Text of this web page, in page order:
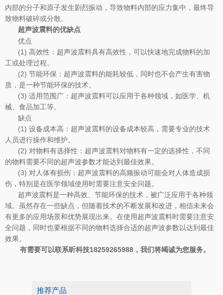
内部的分子和原子发生剧烈振动，导致物料内部的应力集中，最终导
致物料破碎或分散。
超声波震料的优缺点
优点
(1) 高效性：超声波震料具有高效性，可以快速地完成物料的加
工或处理过程。
(2) 节能环保：超声波震料的能耗较低，同时也不会产生有害物
质，是一种节能环保的技术。
(3) 适用范围广：超声波震料可以应用于各种领域，如医学、机
械、食品加工等。
缺点
(1) 设备成本高：超声波震料的设备成本较高，需要专业的技术
人员进行操作和维护。
(2) 对物料有选择性：超声波震料对物料有一定的选择性，不同
的物料需要不同的超声波参数才能达到最佳效果。
(3) 对人体有损伤：超声波震料的高频振动可能会对人体造成损
伤，特别是在医学领域使用时需要注意安全问题。
超声波震料是一种高效、节能环保的技术，被广泛应用于各种领
域。虽然存在一些缺点，但随着技术的不断发展和改进，相信未来会
有更多的应用场景和优势展现出来。在使用超声波震料时需要注意安
全问题，同时也要根据不同的物料选择合适的超声波参数以达到最佳
效果。
有需要可以联系昕科技18259265988，我们将竭诚为您服务。
推荐产品